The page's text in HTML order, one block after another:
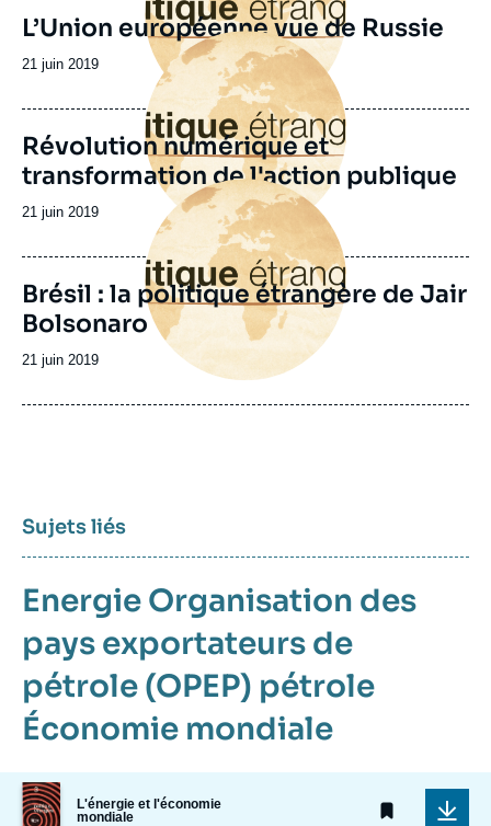
L’Union européenne vue de Russie
Date
publication
21 juin 2019
Image
principale
Révolution numérique et
transformation de l'action publique
Date
publication
21 juin 2019
Image
principale
Brésil : la politique étrangère de Jair
Bolsonaro
Date
publication
21 juin 2019
Sujets liés
Energie Organisation des
pays exportateurs de
pétrole (OPEP) pétrole
Économie mondiale
Image
de
L'énergie et l'économie
mondiale